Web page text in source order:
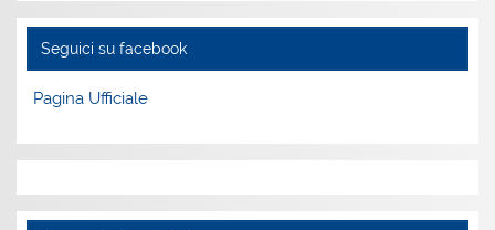
Seguici su facebook
Pagina Ufficiale